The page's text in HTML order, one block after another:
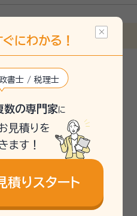
りのことがございましたら、
ぐにわかる！
書士 / 税理士
数の専門家に
見積りを
ます！
積りスタート